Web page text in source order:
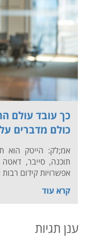
כך עובד עולם
כולם מדברים
אמ;לק: הייטק הוא
תוכנה, סייבר,
אפשרויות קידום רבות
קרא עוד
ענן תגיות